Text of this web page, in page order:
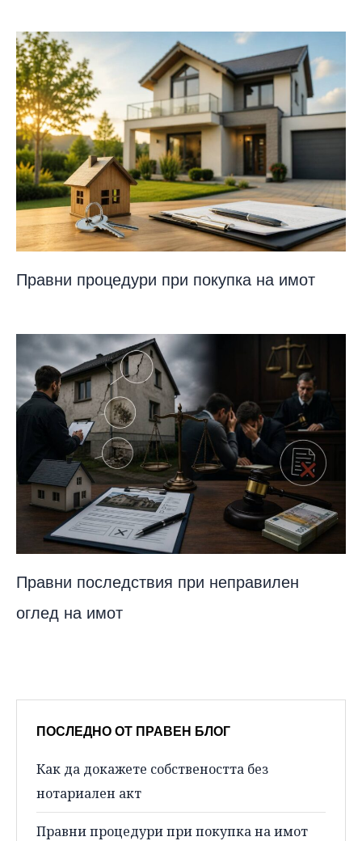
Правни процедури при покупка на имот
Правни последствия при неправилен
оглед на имот
ПОСЛЕДНО ОТ ПРАВЕН БЛОГ
Как да докажете собствеността без
нотариален акт
Правни процедури при покупка на имот